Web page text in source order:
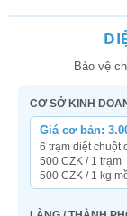
Bảo vệ
CƠ SỞ KINH
Giá cơ bản:
6 trạm diệt chuột
500 CZK / 1 trạm
500 CZK / 1 kg